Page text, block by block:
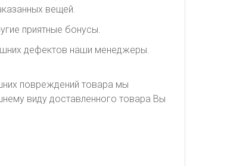
вещей.
приятные бонусы.
дефектов наши менеджеры.
повреждений товара мы
виду доставленного товара Вы